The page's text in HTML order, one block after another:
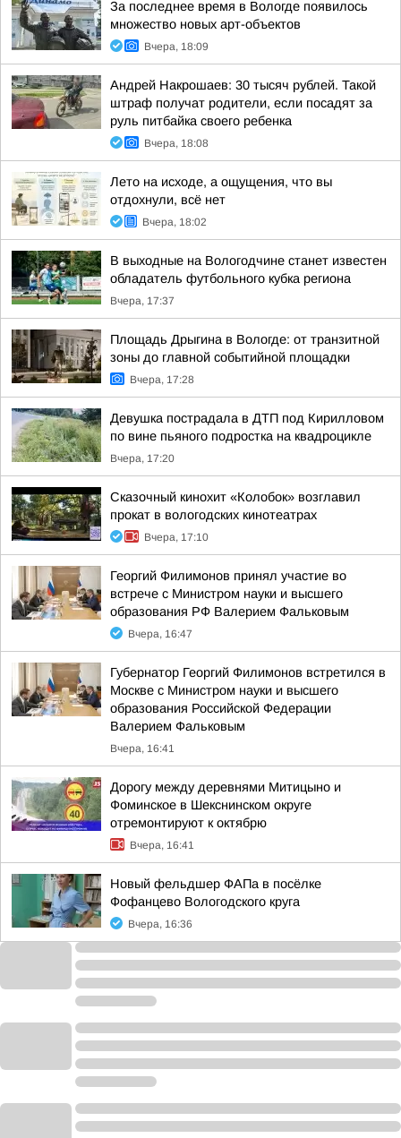
За последнее время в Вологде появилось
множество новых арт-объектов
Вчера, 18:09
Андрей Накрошаев: 30 тысяч рублей. Такой
штраф получат родители, если посадят за
руль питбайка своего ребенка
Вчера, 18:08
Лето на исходе, а ощущения, что вы
отдохнули, всё нет
Вчера, 18:02
В выходные на Вологодчине станет известен
обладатель футбольного кубка региона
Вчера, 17:37
Площадь Дрыгина в Вологде: от транзитной
зоны до главной событийной площадки
Вчера, 17:28
Девушка пострадала в ДТП под Кирилловом
по вине пьяного подростка на квадроцикле
Вчера, 17:20
Сказочный кинохит «Колобок» возглавил
прокат в вологодских кинотеатрах
Вчера, 17:10
Георгий Филимонов принял участие во
встрече с Министром науки и высшего
образования РФ Валерием Фальковым
Вчера, 16:47
Губернатор Георгий Филимонов встретился в
Москве с Министром науки и высшего
образования Российской Федерации
Валерием Фальковым
Вчера, 16:41
Дорогу между деревнями Митицыно и
Фоминское в Шекснинском округе
отремонтируют к октябрю
Вчера, 16:41
Новый фельдшер ФАПа в посёлке
Фофанцево Вологодского круга
Вчера, 16:36